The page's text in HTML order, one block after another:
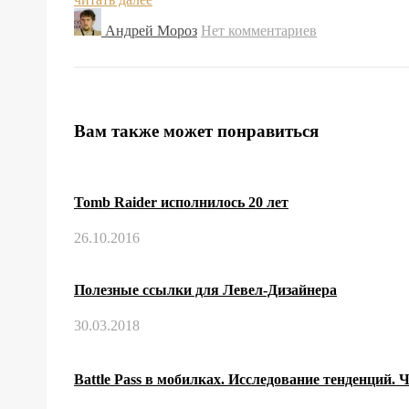
Андрей Мороз Нет комментариев
Вам также может понравиться
Tomb Raider исполнилось 20 лет
26.10.2016
Полезные ссылки для Левел-Дизайнера
30.03.2018
Battle Pass в мобилках. Исследование тенденций.